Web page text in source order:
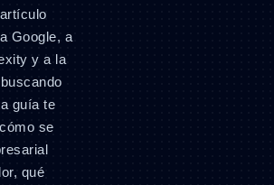
Google, a
y a la
guía te
se
qué